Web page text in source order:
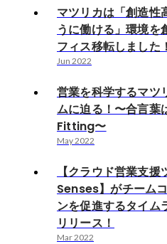
マツリカは「創造性
うに働ける」環境を
フィス移転しました
Jun 2022
営業を科学するマツ
ムに迫る！〜合言葉
Fitting〜
May 2022
【クラウド営業支援
Senses】がチーム
ンを促進するタイム
リリース！
Mar 2022